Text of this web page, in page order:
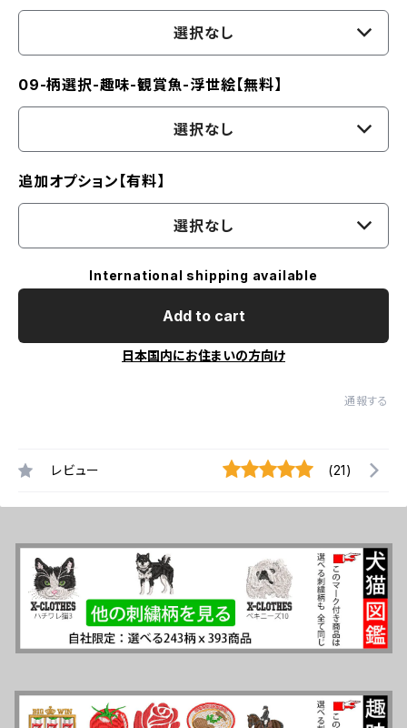
選択なし
09-柄選択-趣味-観賞魚-浮世絵【無料】
選択なし
追加オプション【有料】
選択なし
International shipping available
Add to cart
日本国内にお住まいの方向け
通報する
レビュー (21)